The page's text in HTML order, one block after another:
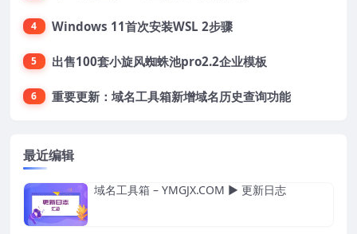
4 Windows 11首次安装WSL 2步骤
5 出售100套小旋风蜘蛛池pro2.2企业模板
6 重要更新：域名工具箱新增域名历史查询功能
最近编辑
域名工具箱 – YMGJX.COM ▶ 更新日志